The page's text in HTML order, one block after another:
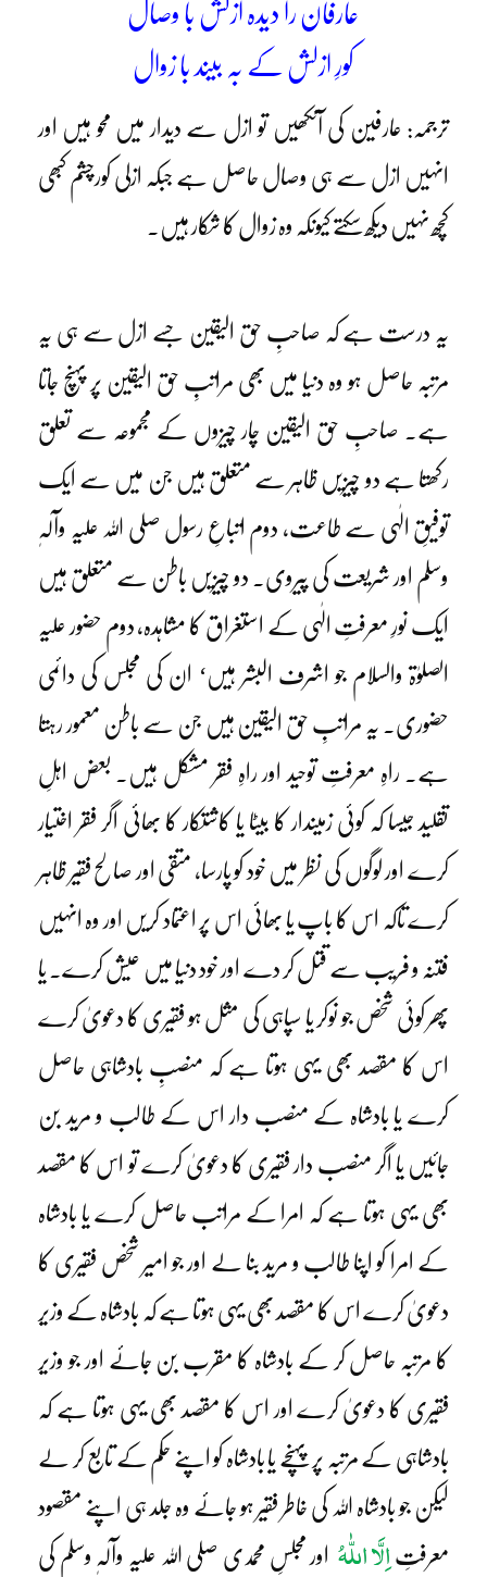
عارفان را دیدہ ازلش با وصال
کورِ ازلش کے بہ بیند با زوال
ترجمہ: عارفین کی آنکھیں تو ازل سے دیدار میں محو ہیں اور
انہیں ازل سے ہی وصال حاصل ہے جبکہ ازلی کورچشم کبھی
کچھ نہیں دیکھ سکتے کیونکہ وہ زوال کا شکار ہیں۔
یہ درست ہے کہ صاحبِ حق الیقین جسے ازل سے ہی یہ
مرتبہ حاصل ہو وہ دنیا میں بھی مراتبِ حق الیقین پر پہنچ جاتا
ہے۔ صاحبِ حق الیقین چار چیزوں کے مجموعہ سے تعلق
رکھتا ہے دو چیزیں ظاہر سے متعلق ہیں جن میں سے ایک
توفیقِ الٰہی سے طاعت، دوم اتباعِ رسول صلی اللہ علیہ وآلہٖ
وسلم اور شریعت کی پیروی۔ دو چیزیں باطن سے متعلق ہیں
ایک نورِ معرفتِ الٰہی کے استغراق کا مشاہدہ، دوم حضور علیہ
الصلوٰۃ والسلام جو اشرف البشر ہیں‘ ان کی مجلس کی دائمی
حضوری۔ یہ مراتبِ حق الیقین ہیں جن سے باطن معمور رہتا
ہے۔ راہِ معرفتِ توحید اور راہِ فقر مشکل ہیں۔ بعض اہلِ
تقلید جیسا کہ کوئی زمیندار کا بیٹا یا کاشتکار کا بھائی اگر فقر اختیار
کرے اور لوگوں کی نظر میں خود کو پارسا، متقی اور صالح فقیر ظاہر
کرے تاکہ اس کا باپ یا بھائی اس پر اعتماد کریں اور وہ انہیں
فتنہ و فریب سے قتل کر دے اور خود دنیا میں عیش کرے۔ یا
پھر کوئی شخص جو نوکر یا سپاہی کی مثل ہو فقیری کا دعویٰ کرے
اس کا مقصد بھی یہی ہوتا ہے کہ منصبِ بادشاہی حاصل
کرے یا بادشاہ کے منصب دار اس کے طالب و مرید بن
جائیں یا اگر منصب دار فقیری کا دعویٰ کرے تو اس کا مقصد
بھی یہی ہوتا ہے کہ امرا کے مراتب حاصل کرے یا بادشاہ
کے امرا کو اپنا طالب و مرید بنا لے اور جو امیر شخص فقیری کا
دعویٰ کرے اس کا مقصد بھی یہی ہوتا ہے کہ بادشاہ کے وزیر
کا مرتبہ حاصل کر کے بادشاہ کا مقرب بن جائے اور جو وزیر
فقیری کا دعویٰ کرے اور اس کا مقصد بھی یہی ہوتا ہے کہ
بادشاہی کے مرتبہ پر پہنچے یا بادشاہ کو اپنے حکم کے تابع کر لے
لیکن جو بادشاہ اللہ کی خاطر فقیر ہو جائے وہ جلد ہی اپنے مقصود
معرفتِ اِلَّا اللّٰہُ اور مجلسِ محمدی صلی اللہ علیہ وآلہٖ وسلم کی